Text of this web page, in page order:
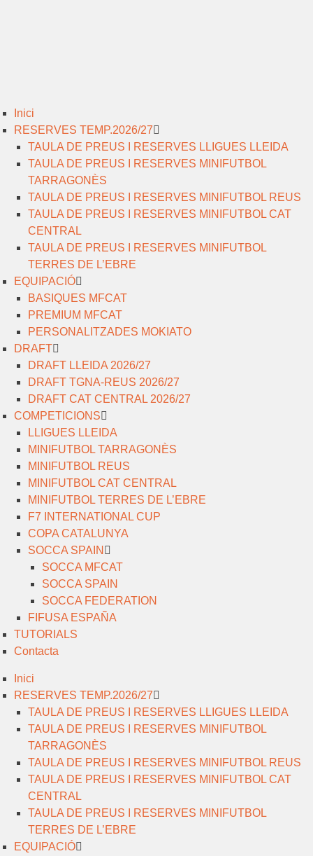
Inici
RESERVES TEMP.2026/27
TAULA DE PREUS I RESERVES LLIGUES LLEIDA
TAULA DE PREUS I RESERVES MINIFUTBOL
TARRAGONÈS
TAULA DE PREUS I RESERVES MINIFUTBOL REUS
TAULA DE PREUS I RESERVES MINIFUTBOL CAT
CENTRAL
TAULA DE PREUS I RESERVES MINIFUTBOL
TERRES DE L’EBRE
EQUIPACIÓ
BASIQUES MFCAT
PREMIUM MFCAT
PERSONALITZADES MOKIATO
DRAFT
DRAFT LLEIDA 2026/27
DRAFT TGNA-REUS 2026/27
DRAFT CAT CENTRAL 2026/27
COMPETICIONS
LLIGUES LLEIDA
MINIFUTBOL TARRAGONÈS
MINIFUTBOL REUS
MINIFUTBOL CAT CENTRAL
MINIFUTBOL TERRES DE L’EBRE
F7 INTERNATIONAL CUP
COPA CATALUNYA
SOCCA SPAIN
SOCCA MFCAT
SOCCA SPAIN
SOCCA FEDERATION
FIFUSA ESPAÑA
TUTORIALS
Contacta
Inici
RESERVES TEMP.2026/27
TAULA DE PREUS I RESERVES LLIGUES LLEIDA
TAULA DE PREUS I RESERVES MINIFUTBOL
TARRAGONÈS
TAULA DE PREUS I RESERVES MINIFUTBOL REUS
TAULA DE PREUS I RESERVES MINIFUTBOL CAT
CENTRAL
TAULA DE PREUS I RESERVES MINIFUTBOL
TERRES DE L’EBRE
EQUIPACIÓ